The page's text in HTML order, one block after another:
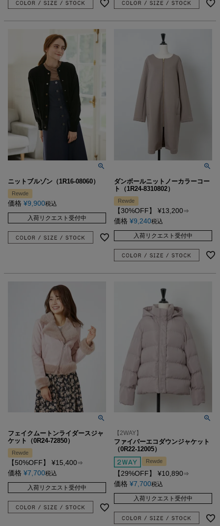
ニットブルゾン（1R16-08060）
Rewde
価格 ¥9,900税込
入荷リクエスト受付中
ダンボールニットノーカラーコー
ト（1R24-8310802）
Rewde
【30%OFF】 ¥13,200⇒
価格 ¥9,240税込
入荷リクエスト受付中
フェイクムートンライダースジャ
ケット（0R24-72850）
Rewde
【50%OFF】 ¥15,400⇒
価格 ¥7,700税込
入荷リクエスト受付中
【2WAY】
ファイバーエコダウンジャケット
（0R22-12005）
Rewde
【29%OFF】 ¥10,890⇒
価格 ¥7,700税込
入荷リクエスト受付中